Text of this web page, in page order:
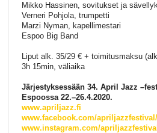
Mikko Hassinen, sovitukset ja
Verneri Pohjola, trumpetti
Marzi Nyman, kapellimestari
Espoo Big Band
Liput alk. 35/29 € + toimitusmaksu
3h 15min, väliaika
Järjestyksessään 34. April Jazz
Espoossa 22.–26.4.2020.
www.apriljazz.fi
www.facebook.com/apriljazzfestival/
www.instagram.com/